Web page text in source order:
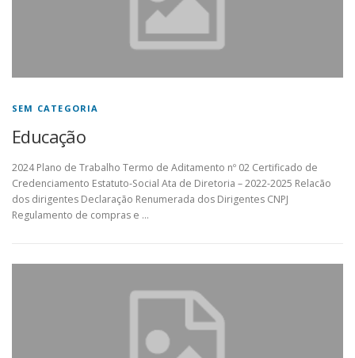
SEM CATEGORIA
Educação
2024 Plano de Trabalho Termo de Aditamento nº 02 Certificado de
Credenciamento Estatuto-Social Ata de Diretoria – 2022-2025 Relacão
dos dirigentes Declaração Renumerada dos Dirigentes CNPJ
Regulamento de compras e …